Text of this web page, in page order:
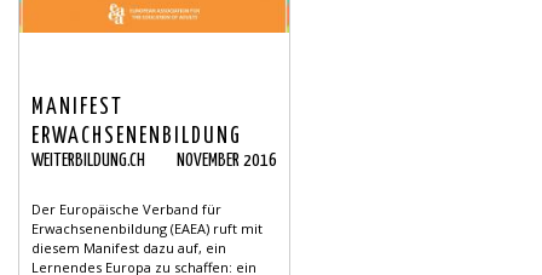
MANIFEST
ERWACHSENENBILDUNG
WEITERBILDUNG.CH NOVEMBER 2016
Der Europäische Verband für
Erwachsenenbildung (EAEA) ruft mit
diesem Manifest dazu auf, ein
Lernendes Europa zu schaffen: ein